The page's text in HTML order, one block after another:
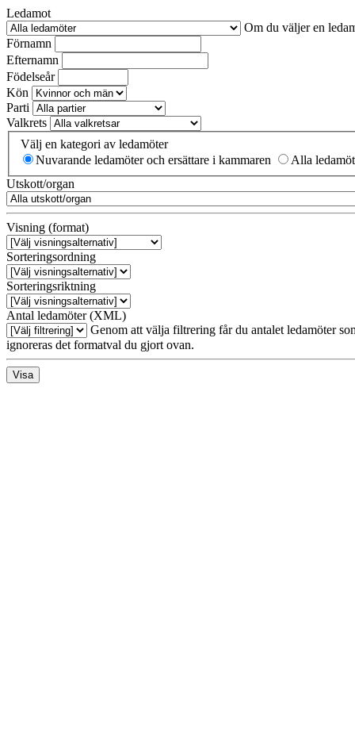
Ledamot
Om du väljer en
Förnamn
Efternamn
Födelseår
Kön
Parti
Valkrets
Välj en kategori av ledamöter
Nuvarande ledamöter och ersättare i kammaren
Alla
Utskott/organ
Visning (format)
Sorteringsordning
Sorteringsriktning
Antal ledamöter (XML)
Genom att välja filtrering får du antalet ledamöter
ignoreras det formatval du gjort ovan.